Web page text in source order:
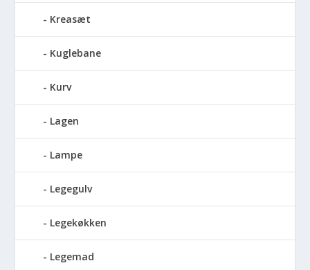
Kreasæt
Kuglebane
Kurv
Lagen
Lampe
Legegulv
Legekøkken
Legemad